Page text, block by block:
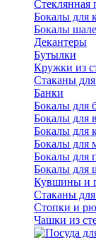
Стеклянная
Бокалы для
Бокалы шале
Декантеры
Бутылки
Кружки из
Стаканы
Банки
Бокалы для
Бокалы для
Бокалы для
Бокалы для
Бокалы для
Бокалы для
Кувшины и
Стаканы
Стопки и
Чашки из